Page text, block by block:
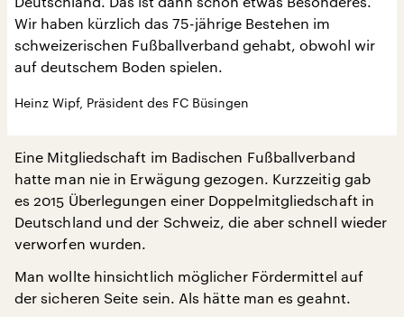
Wir haben kürzlich das 75-jährige Bestehen im
schweizerischen Fußballverband gehabt, obwohl wir
auf deutschem Boden spielen.
Heinz Wipf, Präsident des FC Büsingen
Eine Mitgliedschaft im Badischen Fußballverband
hatte man nie in Erwägung gezogen. Kurzzeitig gab
es 2015 Überlegungen einer Doppelmitgliedschaft in
Deutschland und der Schweiz, die aber schnell wieder
verworfen wurden.
Man wollte hinsichtlich möglicher Fördermittel auf
der sicheren Seite sein. Als hätte man es geahnt.